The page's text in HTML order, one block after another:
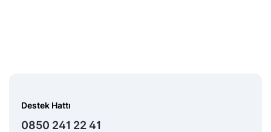
Destek Hattı
0850 241 22 41